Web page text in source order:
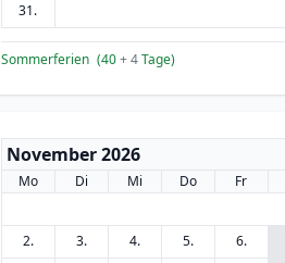
31.
Sommerferien (40+ 4Tage)
November 2026
Mo Di Mi Do Fr
2.
3. 4. 5. 6.